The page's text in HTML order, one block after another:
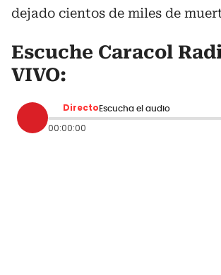
dejado cientos de miles de
Escuche Caracol
VIVO:
Directo Escucha el audio
00:00:00